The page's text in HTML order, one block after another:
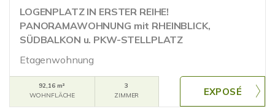
LOGENPLATZ IN ERSTER REIHE!
PANORAMAWOHNUNG mit RHEINBLICK,
SÜDBALKON u. PKW-STELLPLATZ
Etagenwohnung
92,16 m²
WOHNFLÄCHE
3
ZIMMER